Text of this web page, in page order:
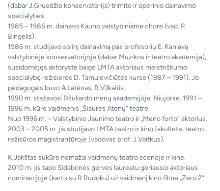
(dabar J.Gruodžio konservatorija) trimito ir operinio dainavimo
specialybes.
1985 – 1986 m. dainavo Kauno valstybiniame chore (vad. P.
Bingelis).
1986 m. studijavo solinį dainavimą pas profesorių E. Kaniavą
valstybinėje konservatorijoje (dabar Muzikos ir teatro akademija),
susidomėjęs aktoryste baigė LMTA aktoriaus meistriškumo
specialybę režisierės D. Tamulevičiūtės kurse (1987 – 1991). Jo
pedagogais buvo A.Latėnas, R.Vilkaitis.
1990 m. stažavosi Džuliardo menų akademijoje, Niujorke. 1991 –
1996 m. kūrė vaidmenis „Šiaurės Atėnų“ teatre.
Nuo 1996 m. – Valstybinio Jaunimo teatro ir „Meno forto“ aktorius.
2003 – 2005 m. jis studijavo LMTA teatro ir kino fakultete, teatro
režisūros magistrantūroje (vadovas prof. J.Vaitkus).
K.Jakštas sukūrė nemažai vaidmenų teatro scenoje ir kine.
2010 m. jis tapo Sidabrinės gervės laureatu geriausio aktoriaus
nominacijoje (kartu su R.Rudoku) už vaidmenį kino filme „Zero 2“.